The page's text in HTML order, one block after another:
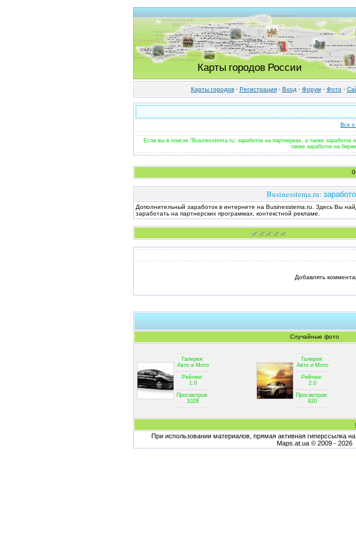
Карты городов России
Карты городов· Регистрация· Вход · Форум· Фото·
Все о
Если вы в поиске "Businesstema.ru: заработок на партнерках, а также
также заработок на
Businesstema.ru:
Дополнительный заработок в интернете на Businesstema.ru. Здесь Вы
заработать на партнерских программах, контекстной рекламе.
Добавлять
Случайные фото
Галерея:
Авто и Мото
Рейтинг:
1.0
Просмотров:
1028
Галерея:
Авто и Мото
Рейтинг:
2.0
Просмотров:
920
При использовании материалов, прямая активная гиперссылка
Maps.at.ua © 2009 - 2026